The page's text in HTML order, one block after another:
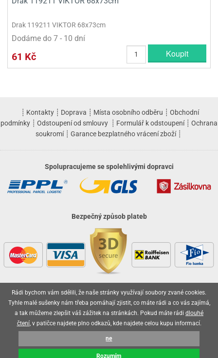
Drak 119211 VIKTOR 68x73cm
Dodáme do 7 - 10 dní
61 Kč Koupit
┊ Kontakty┊ Doprava ┊ Místa osobního odběru ┊ Obchodní
podmínky ┊ Odstoupení od smlouvy ┊ Formulář k odstoupení┊ Ochrana
soukromí┊ Garance bezplatného vrácení zboží┊
Spolupracujeme se spolehlivými dopravci
Bezpečný způsob plateb
Vaše objednávky jsou u nás v bezpečí
2026 © olo.cz, všechna práva vyhrazena
Rádi bychom vám sdělili, že naše stránky využívají soubory zvané cookies.
Tyhle malé sušenky nám třeba pomáhají zjistit, co máte rádi a co vás zajímá,
a tak můžeme zlepšit váš zážitek na stránkách. Pokud máte rádi dlouhé
čtení, v patičce najdete plno odkazů, kde najdete celou kupu informací.
ne
Rozumím